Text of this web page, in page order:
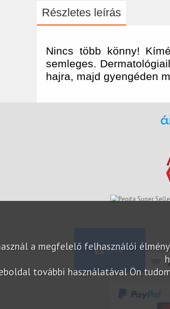
Részletes leírás
Nincs több könny!
semleges.
hajra, majd gyengéden
a megfelelő felhasználói
további használatával Ön